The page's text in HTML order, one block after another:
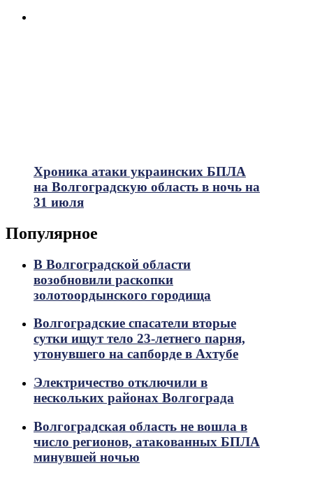
Хроника атаки украинских БПЛА
на Волгоградскую область в ночь на
31 июля
Популярное
В Волгоградской области
возобновили раскопки
золотоордынского городища
Волгоградские спасатели вторые
сутки ищут тело 23-летнего парня,
утонувшего на сапборде в Ахтубе
Электричество отключили в
нескольких районах Волгограда
Волгоградская область не вошла в
число регионов, атакованных БПЛА
минувшей ночью